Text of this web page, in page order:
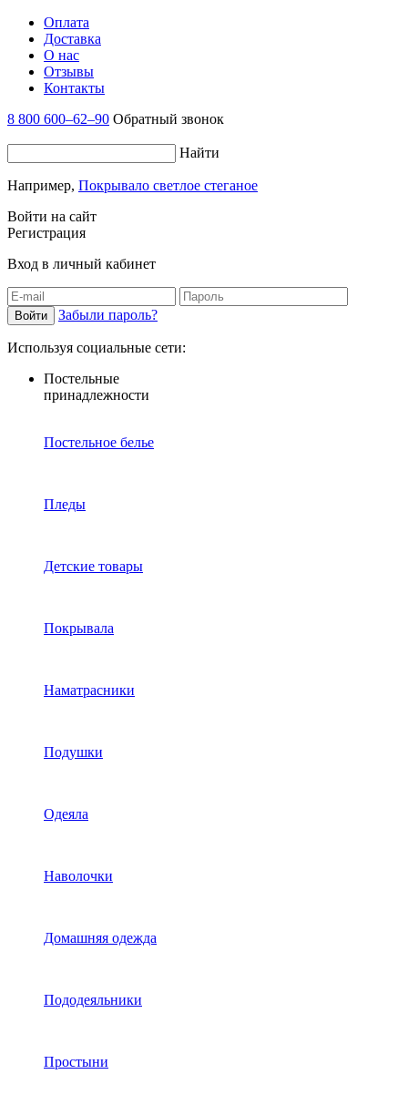
Оплата
Доставка
О нас
Отзывы
Контакты
8 800 600–62–90 Обратный звонок
Найти
Например, Покрывало светлое стеганое
Войти на сайт
Регистрация
Вход в личный кабинет
Забыли пароль?
Используя социальные сети:
Постельные
принадлежности
Постельное белье
Пледы
Детские товары
Покрывала
Наматрасники
Подушки
Одеяла
Наволочки
Домашняя одежда
Пододеяльники
Простыни